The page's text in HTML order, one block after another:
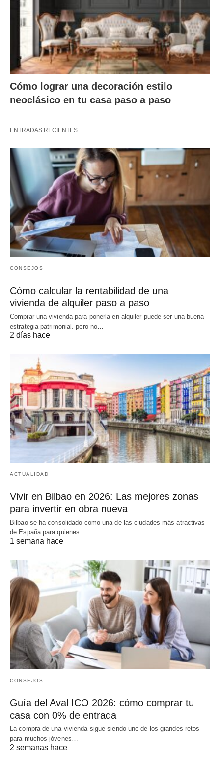
Cómo lograr una decoración estilo
neoclásico en tu casa paso a paso
ENTRADAS RECIENTES
CONSEJOS
Cómo calcular la rentabilidad de una
vivienda de alquiler paso a paso
Comprar una vivienda para ponerla en alquiler puede ser una buena
estrategia patrimonial, pero no…
2 días hace
ACTUALIDAD
Vivir en Bilbao en 2026: Las mejores zonas
para invertir en obra nueva
Bilbao se ha consolidado como una de las ciudades más atractivas
de España para quienes…
1 semana hace
CONSEJOS
Guía del Aval ICO 2026: cómo comprar tu
casa con 0% de entrada
La compra de una vivienda sigue siendo uno de los grandes retos
para muchos jóvenes…
2 semanas hace